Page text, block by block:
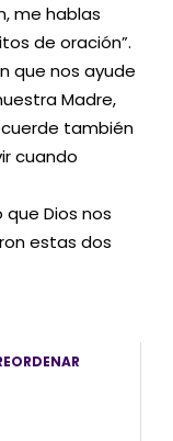
me hablas
de oración”.
que nos ayude
Madre,
también
cuando
Dios nos
estas dos